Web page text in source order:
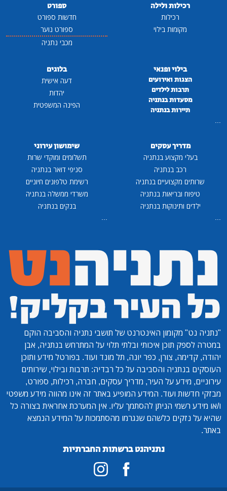
רכילות ולילה
רכילות
מקומות בילוי
ספורט
חדשות ספורט
ספורט נוער
מכבי נתניה
בילוי ופנאי
הצגות ואירועים
תרבות לילדים
מסעדות בנתניה
תיירות בנתניה
...
בלוגים
דעה אישית
יהדות
הפינה המשפטית
מדריך עסקים
בעלי מקצוע בנתניה
רכב בנתניה
שרותים מקצועיים בנתניה
טיפוח ובריאות בנתניה
ילדים ותינוקות בנתניה
...
שימושון עירוני
תשלומים ומוקדי שרות
סניפי דואר בנתניה
רשימת טלפונים חיוניים
משרדי ממשלה בנתניה
בנקים בנתניה
...
"נתניה נט" מקומון האינטרנט של תושבי נתניה והסביבה הוקם
במטרה לספק תוכן איכותי ובלתי תלוי על המתרחש בנתניה, אבן
יהודה, קדימה, צורן, כפר יונה, תל מונד ועוד. בפורטל מידע ותוכן
העוסקים בנתניה והסביבה על כל רבדיה: תרבות ובילוי, שירותים
עירוניים, מידע על העיר, מדריך עסקים, חברה, רכילות, ספורט,
מבזקי חדשות ועוד. המידע המופיע באתר זה אינו מהווה מידע משפטי
ו/או מידע רשמי הניתן להסתמך עליו. אין המערכת אחראית בצורה כל
שהיא על נזקים כלשהם שנגרמו מהסתמכות על המידע הנמצא
באתר.
נתניהנט ברשתות החברתיות